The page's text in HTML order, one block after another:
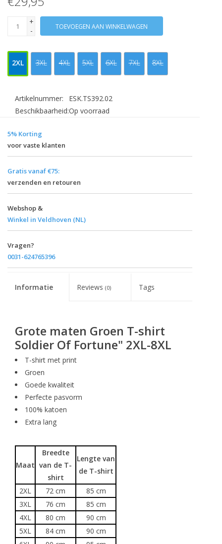
+
-
TOEVOEGEN AAN WINKELWAGEN
2XL 3XL 4XL 5XL 6XL 7XL 8XL
Artikelnummer:
ESK.TS392.02
Beschikbaarheid:Op voorraad
5% Korting
voor vaste klanten
Gratis vanaf €75:
verzenden en retouren
Webshop &
Winkel in Veldhoven (NL)
Vragen?
0031-624765396
Informatie Reviews(0) Tags
Grote maten Groen T-shirt
Soldier Of Fortune" 2XL-8XL
T-shirt met print
Groen
Goede kwaliteit
Perfecte pasvorm
100% katoen
Extra lang
Maat
Breedte
van de T-
shirt
Lengte van
de T-shirt
2XL 72 cm
85 cm
3XL
76 cm
85 cm
4XL
80 cm
90 cm
5XL
84 cm
90 cm